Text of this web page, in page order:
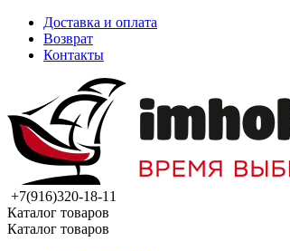
Доставка и оплата
Возврат
Контакты
+7(916)320-18-11
Каталог товаров
Каталог товаров